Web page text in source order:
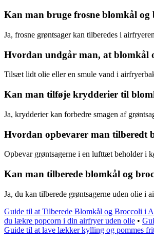
Kan man bruge frosne blomkål og
Ja, frosne grøntsager kan tilberedes i
Hvordan undgår man, at blomkål
Tilsæt lidt olie eller en smule vand i
Kan man tilføje krydderier til
Ja, krydderier kan forbedre smagen af
Hvordan opbevarer man tilberedt
Opbevar grøntsagerne i en lufttæt beholder i
Kan man tilberede blomkål og
Ja, du kan tilberede grøntsagerne uden olie i
Guide til at Tilberede Blomkål og Broccoli i
du lækre popcorn i din airfryer uden olie •
Guide til at lave lækker kylling og pommes